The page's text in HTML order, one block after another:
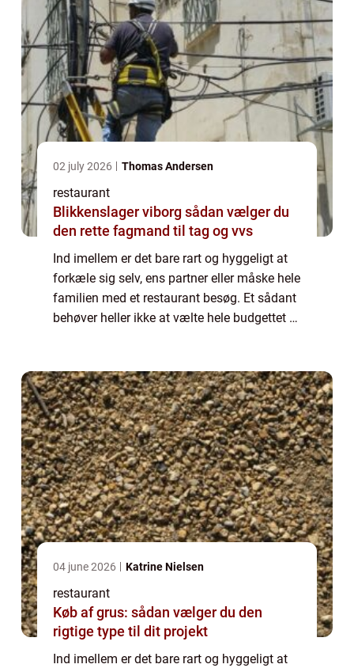
02 july 2026 Thomas Andersen
restaurant
Blikkenslager viborg sådan vælger du
den rette fagmand til tag og vvs
Ind imellem er det bare rart og hyggeligt at
forkæle sig selv, ens partner eller måske hele
familien med et restaurant besøg. Et sådant
behøver heller ikke at vælte hele budgettet –
04 june 2026 Katrine Nielsen
restaurant
Køb af grus: sådan vælger du den
rigtige type til dit projekt
Ind imellem er det bare rart og hyggeligt at